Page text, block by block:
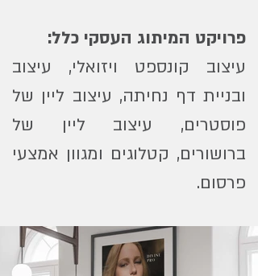
פרויקט המיתוג העסקי כלל:
עיצוב קונספט ויזואלי, עיצוב
ובניית דף נחיתה, עיצוב ליין של
פוסטרים, עיצוב ליין של
ברושורים, קטלוגים ומגוון אמצעי
פרסום.